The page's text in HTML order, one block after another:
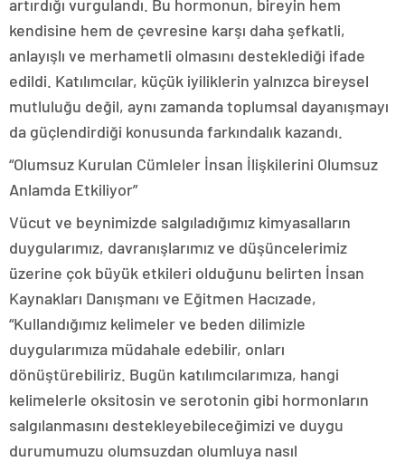
artırdığı vurgulandı. Bu hormonun, bireyin hem
kendisine hem de çevresine karşı daha şefkatli,
anlayışlı ve merhametli olmasını desteklediği ifade
edildi. Katılımcılar, küçük iyiliklerin yalnızca bireysel
mutluluğu değil, aynı zamanda toplumsal dayanışmayı
da güçlendirdiği konusunda farkındalık kazandı.
“Olumsuz Kurulan Cümleler İnsan İlişkilerini Olumsuz
Anlamda Etkiliyor”
Vücut ve beynimizde salgıladığımız kimyasalların
duygularımız, davranışlarımız ve düşüncelerimiz
üzerine çok büyük etkileri olduğunu belirten İnsan
Kaynakları Danışmanı ve Eğitmen Hacızade,
“Kullandığımız kelimeler ve beden dilimizle
duygularımıza müdahale edebilir, onları
dönüştürebiliriz. Bugün katılımcılarımıza, hangi
kelimelerle oksitosin ve serotonin gibi hormonların
salgılanmasını destekleyebileceğimizi ve duygu
durumumuzu olumsuzdan olumluya nasıl